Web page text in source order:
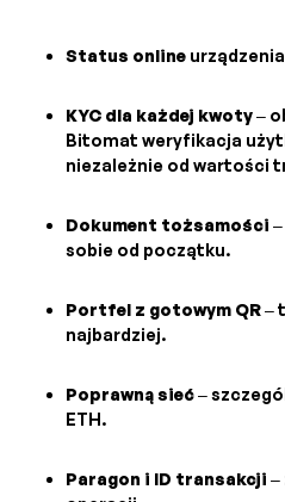
Status online
KYC dla każdej kwoty–
Bitomat weryfikacja
niezależnie od wartości
Dokument tożsamości
sobie od początku.
Portfel z gotowym QR–
najbardziej.
Poprawną sieć–
ETH.
Paragon i ID transakcji –